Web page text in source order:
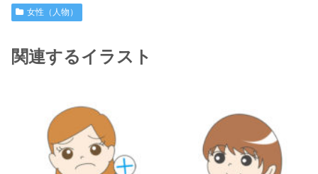
女性（人物）
関連するイラスト